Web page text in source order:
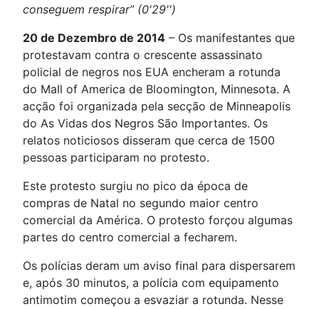
conseguem respirar” (0'29'')
20 de Dezembro de 2014 – Os manifestantes que
protestavam contra o crescente assassinato
policial de negros nos EUA encheram a rotunda
do Mall of America de Bloomington, Minnesota. A
acção foi organizada pela secção de Minneapolis
do As Vidas dos Negros São Importantes. Os
relatos noticiosos disseram que cerca de 1500
pessoas participaram no protesto.
Este protesto surgiu no pico da época de
compras de Natal no segundo maior centro
comercial da América. O protesto forçou algumas
partes do centro comercial a fecharem.
Os polícias deram um aviso final para dispersarem
e, após 30 minutos, a polícia com equipamento
antimotim começou a esvaziar a rotunda. Nesse